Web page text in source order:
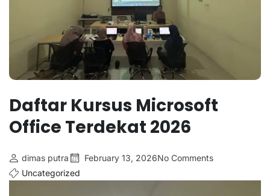
Daftar Kursus Microsoft
Office Terdekat 2026
dimas putra February 13, 2026No Comments
Uncategorized